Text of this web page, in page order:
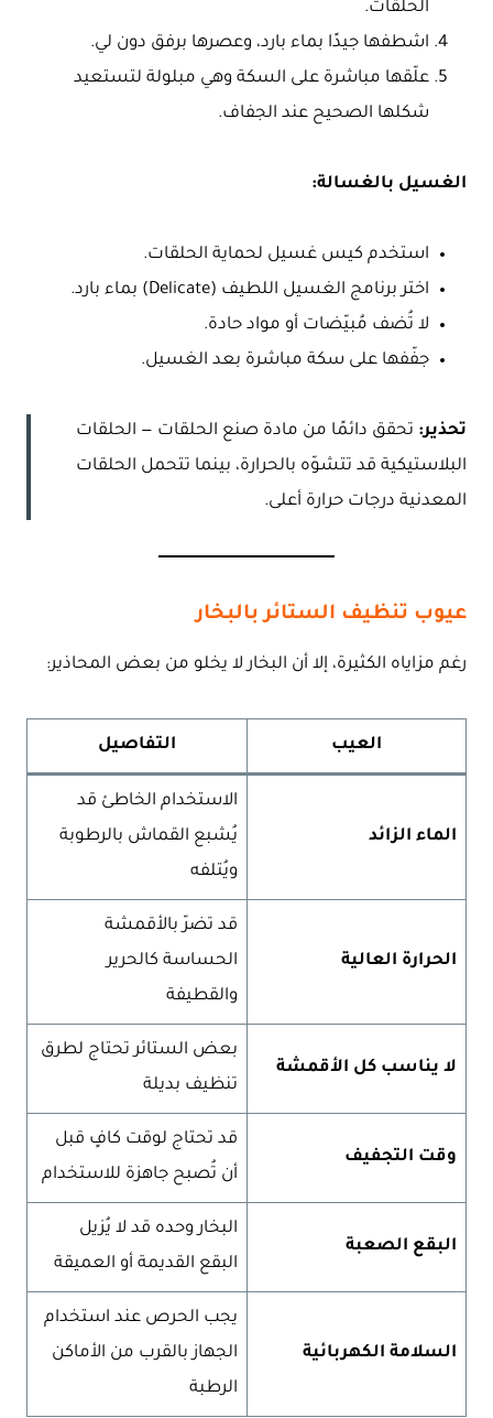
الحلقات.
اشطفها جيدًا بماء بارد، وعصرها برفق دون لي.
علّقها مباشرة على السكة وهي مبلولة لتستعيد
شكلها الصحيح عند الجفاف.
الغسيل بالغسالة:
استخدم كيس غسيل لحماية الحلقات.
اختر برنامج الغسيل اللطيف (Delicate) بماء بارد.
لا تُضف مُبيّضات أو مواد حادة.
جفّفها على سكة مباشرة بعد الغسيل.
تحذير: تحقق دائمًا من مادة صنع الحلقات — الحلقات
البلاستيكية قد تتشوّه بالحرارة، بينما تتحمل الحلقات
المعدنية درجات حرارة أعلى.
عيوب تنظيف الستائر بالبخار
رغم مزاياه الكثيرة، إلا أن البخار لا يخلو من بعض المحاذير:
العيب التفاصيل
الماء الزائد
الاستخدام الخاطئ قد
يُشبع القماش بالرطوبة
ويُتلفه
الحرارة العالية
قد تضرّ بالأقمشة
الحساسة كالحرير
والقطيفة
لا يناسب كل الأقمشة
بعض الستائر تحتاج لطرق
تنظيف بديلة
وقت التجفيف
قد تحتاج لوقت كافٍ قبل
أن تُصبح جاهزة للاستخدام
البقع الصعبة
البخار وحده قد لا يُزيل
البقع القديمة أو العميقة
السلامة الكهربائية
يجب الحرص عند استخدام
الجهاز بالقرب من الأماكن
الرطبة